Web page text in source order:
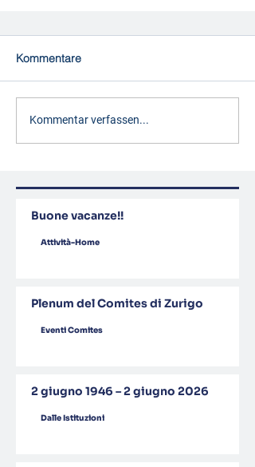
Kommentare
Kommentar verfassen...
Buone vacanze!!
Attività-Home
Plenum del Comites di Zurigo
Eventi Comites
2 giugno 1946 – 2 giugno 2026
Dalle Istituzioni